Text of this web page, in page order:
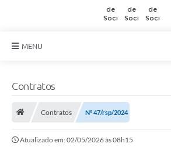
MENU
Carta de Serviços
Contratos
Contratos Nº 47/rsp/2024
Atualizado em: 02/05/2026 às 08h15